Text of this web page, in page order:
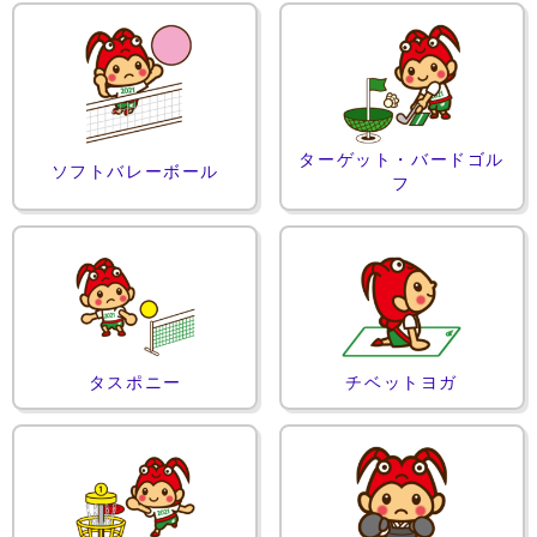
ソフトバレーボール
ターゲット・バードゴル
フ
タスポニー チベットヨガ